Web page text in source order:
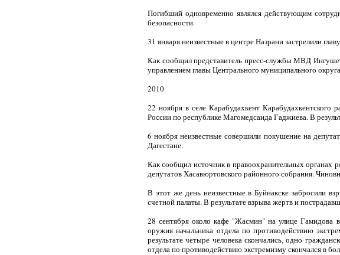
Погибший одновременно являлся действующим
безопасности.
31 января неизвестные в центре Назрани застрелили
Как сообщил представитель пресс-службы МВД
управлением главы Центрального муниципального
2010
22 ноября в селе Карабудахкент
России по республике Магомедсаида Гаджиева. В
6 ноября неизвестные совершили покушение на
Дагестане.
Как сообщил источник в правоохранительных органах
депутатов Хасавюртовского районного собрания.
В этот же день неизвестные в Буйнакске забросили
счетной палаты. В результате взрыва жертв и
28 сентября около кафе "Жасмин" на улице Гамидова в
оружия начальника отдела по противодействию
результате четыре человека скончались, одно
отдела по противодействию экстремизму скончался в